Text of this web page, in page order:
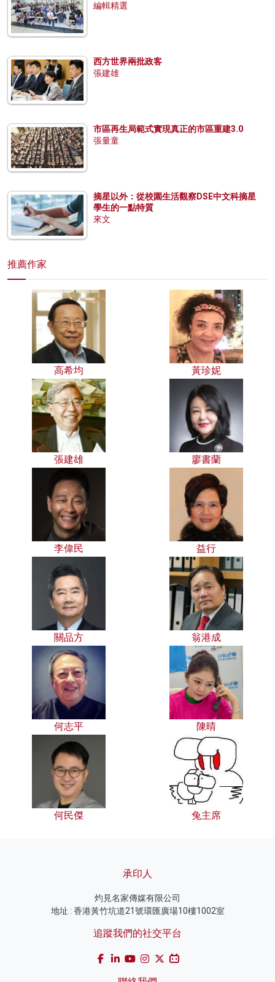
編輯精選
西方世界兩批政客
張建雄
市區再生局範式實現真正的市區重建3.0
張量童
摘星以外：從校園生活觀察DSE中文科摘星
學生的一點特質
來文
推薦作家
高希均 黃珍妮
張建雄 廖書蘭
李偉民 益行
關品方 翁港成
何志平 陳晴
何民傑 兔主席
承印人
灼見名家傳媒有限公司
地址 : 香港黃竹坑道21號環匯廣場10樓1002室
追蹤我們的社交平台